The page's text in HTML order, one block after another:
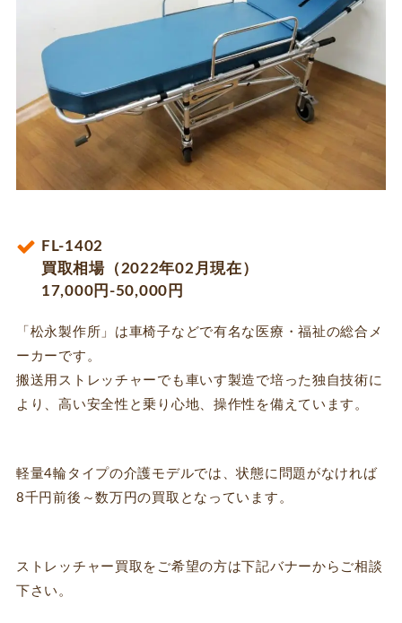
FL-1402
買取相場（2022年02月現在）
17,000円-50,000円
「松永製作所」は車椅子などで有名な医療・福祉の総合メ
ーカーです。
搬送用ストレッチャーでも車いす製造で培った独自技術に
より、高い安全性と乗り心地、操作性を備えています。
軽量4輪タイプの介護モデルでは、状態に問題がなければ
8千円前後～数万円の買取となっています。
ストレッチャー買取をご希望の方は下記バナーからご相談
下さい。